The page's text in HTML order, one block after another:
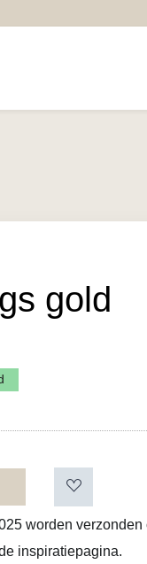
gold
worden verzonden
inspiratiepagina.